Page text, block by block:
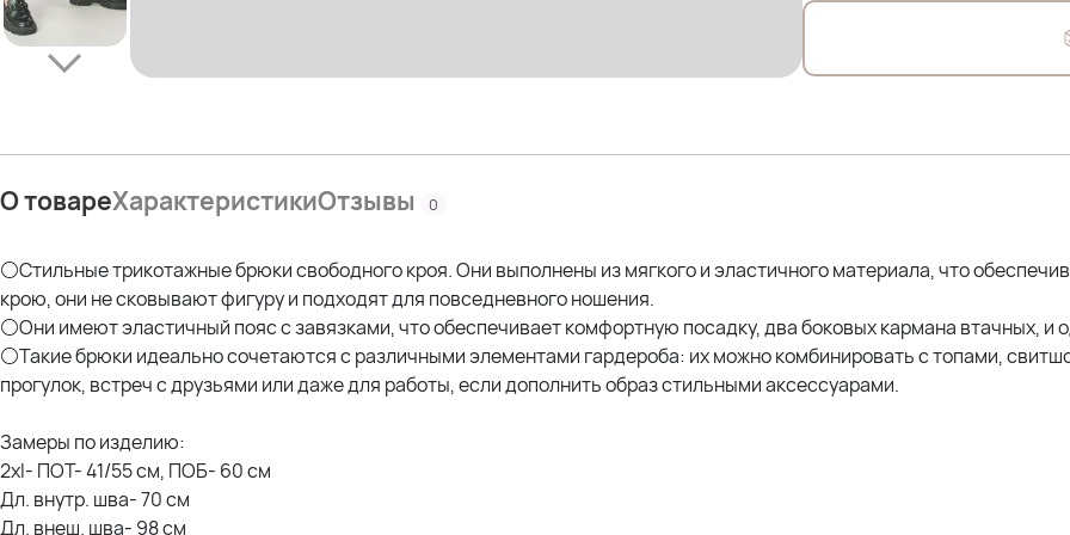
Состав: 19,5% Хлопок,
На фото модель Дарья- 54р
Елена (58р) - рост 162см;
О товареХарактеристикиОтзывы 0
⚪Стильные трикотажные брюки свободного кроя. Они выполнены из мягкого и эластичного материала, что
крою, они не сковывают фигуру и подходят для повседневного ношения.
⚪Они имеют эластичный пояс с завязками, что обеспечивает комфортную посадку, два боковых кармана втачных, и
⚪Такие брюки идеально сочетаются с различными элементами гардероба: их можно комбинировать с топами,
прогулок, встреч с друзьями или даже для работы, если дополнить образ стильными аксессуарами.
Замеры по изделию:
2xl- ПОТ- 41/55 см, ПОБ- 60 см
Дл. внутр. шва- 70 см
Дл. внеш. шва- 98 см